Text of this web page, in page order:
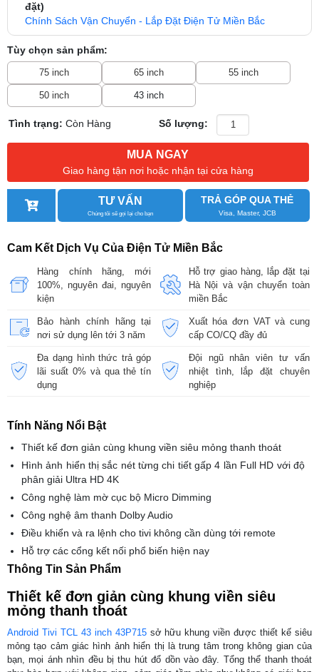
đặt)
Chính Sách Vận Chuyển - Lắp Đặt Điện Tử Miền Bắc
Tùy chọn sản phẩm:
75 inch 65 inch 55 inch
50 inch 43 inch
Tình trạng:Còn Hàng Số lượng:
MUA NGAY
Giao hàng tận nơi hoặc nhận tại cửa hàng
TƯ VẤN
Chúng tôi sẽ gọi lại cho bạn
TRẢ GÓP QUA THẺ
Visa, Master, JCB
Cam Kết Dịch Vụ Của Điện Tử Miền Bắc
Hàng chính hãng, mới
100%, nguyên đai, nguyên
kiện
Hỗ trợ giao hàng, lắp đặt tại
Hà Nội và vận chuyển toàn
miền Bắc
Bảo hành chính hãng tại
nơi sử dụng lên tới 3 năm
Xuất hóa đơn VAT và cung
cấp CO/CQ đầy đủ
Đa dạng hình thức trả góp
lãi suất 0% và qua thẻ tín
dụng
Đội ngũ nhân viên tư vấn
nhiệt tình, lắp đặt chuyên
nghiệp
Tính Năng Nổi Bật
Thiết kế đơn giản cùng khung viền siêu mỏng thanh thoát
Hình ảnh hiển thị sắc nét từng chi tiết gấp 4 lần Full HD với độ
phân giải Ultra HD 4K
Công nghệ làm mờ cục bộ Micro Dimming
Công nghệ âm thanh Dolby Audio
Điều khiển và ra lệnh cho tivi không cần dùng tới remote
Hỗ trợ các cổng kết nối phổ biến hiện nay
Thông Tin Sản Phẩm
Thiết kế đơn giản cùng khung viền siêu
mỏng thanh thoát
Android Tivi TCL 43 inch 43P715sở hữu khung viền được thiết kế siêu
mỏng tạo cảm giác hình ảnh hiển thị là trung tâm trong không gian của
bạn, mọi ánh nhìn đều bị thu hút đổ dồn vào đây. Tổng thể thanh thoát